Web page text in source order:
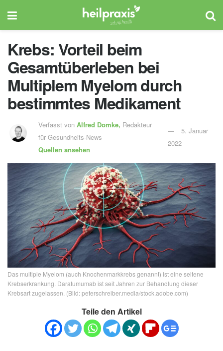
Krebs: Vorteil beim
Gesamtüberleben bei
Multiplem Myelom durch
bestimmtes Medikament
Verfasst von Alfred Domke, Redakteur
für Gesundheits-News
Quellen ansehen
5. Januar
2022
Das multiple Myelom (auch Knochenmarkkrebs genannt) ist eine seltene
Krebserkrankung. Daratumumab ist seit Jahren zur Behandlung dieser
Krebsart zugelassen. (Bild: peterschreiber.media/stock.adobe.com)
Teile den Artikel